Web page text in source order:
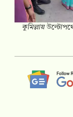
কুমিল্লায়